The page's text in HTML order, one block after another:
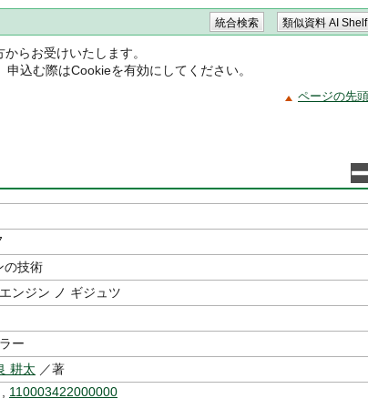
らお受けいたします。
込む際はCookieを有効にしてください。
ページの先
の技術
ンジン ノ ギジュツ
ー
耕太 ／著
110003422000000